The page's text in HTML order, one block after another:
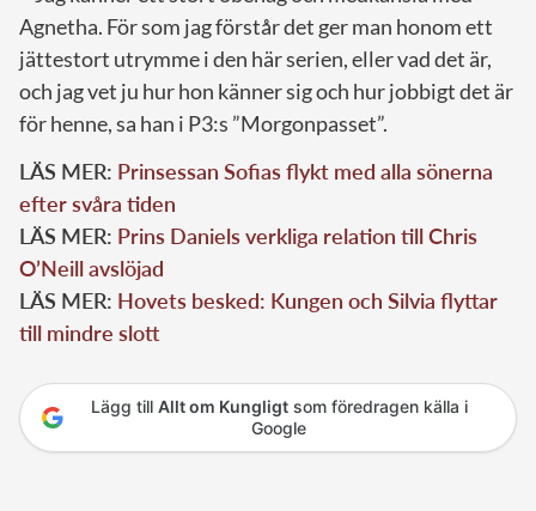
Agnetha. För som jag förstår det ger man honom ett
jättestort utrymme i den här serien, eller vad det är,
och jag vet ju hur hon känner sig och hur jobbigt det är
för henne, sa han i P3:s ”Morgonpasset”.
LÄS MER: Prinsessan Sofias flykt med alla sönerna
efter svåra tiden
LÄS MER: Prins Daniels verkliga relation till Chris
O’Neill avslöjad
LÄS MER: Hovets besked: Kungen och Silvia flyttar
till mindre slott
Lägg till Allt om Kungligtsom föredragen källa i
Google